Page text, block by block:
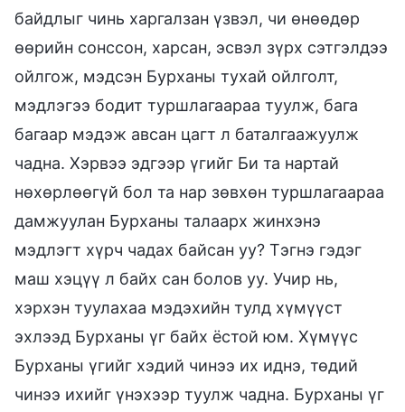
байдлыг чинь харгалзан үзвэл, чи өнөөдөр
өөрийн сонссон, харсан, эсвэл зүрх сэтгэлдээ
ойлгож, мэдсэн Бурханы тухай ойлголт,
мэдлэгээ бодит туршлагаараа туулж, бага
багаар мэдэж авсан цагт л баталгаажуулж
чадна. Хэрвээ эдгээр үгийг Би та нартай
нөхөрлөөгүй бол та нар зөвхөн туршлагаараа
дамжуулан Бурханы талаарх жинхэнэ
мэдлэгт хүрч чадах байсан уу? Тэгнэ гэдэг
маш хэцүү л байх сан болов уу. Учир нь,
хэрхэн туулахаа мэдэхийн тулд хүмүүст
эхлээд Бурханы үг байх ёстой юм. Хүмүүс
Бурханы үгийг хэдий чинээ их иднэ, төдий
чинээ ихийг үнэхээр туулж чадна. Бурханы үг